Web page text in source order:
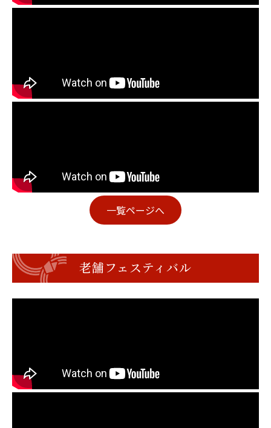
一覧ページへ
老舗フェスティバル